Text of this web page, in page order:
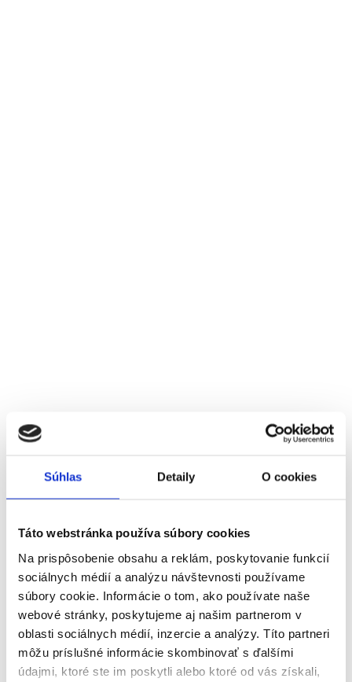
Súhlas Detaily O cookies
Táto webstránka používa súbory cookies
Na prispôsobenie obsahu a reklám, poskytovanie funkcií
sociálnych médií a analýzu návštevnosti používame
súbory cookie. Informácie o tom, ako používate naše
webové stránky, poskytujeme aj našim partnerom v
oblasti sociálnych médií, inzercie a analýzy. Títo partneri
môžu príslušné informácie skombinovať s ďalšími
údajmi, ktoré ste im poskytli alebo ktoré od vás získali,